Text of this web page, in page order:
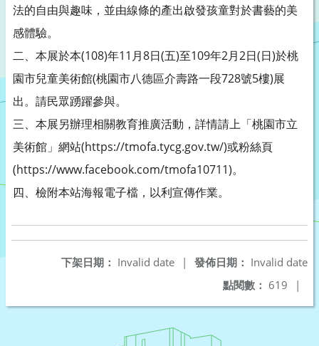
法的自由與趣味，並由線條的產出啟發孩童對於書藝的美
感體驗。
二、本展於本(108)年11月8日(五)至109年2月2日(日)於桃
園市兒童美術館(桃園市八德區介壽路一段728號5樓)展
出。請民眾踴躍參與。
三、本展另辦理相關教育推廣活動，詳情請上「桃園市立
美術館」網站(https://tmofa.tycg.gov.tw/)或粉絲頁
(https://www.facebook.com/tmofa10711)。
四、檢附本站海報電子檔，以利宣傳作業。
發佈日期： Invalid date
下架日期： Invalid date
|
點閱數： 619 |